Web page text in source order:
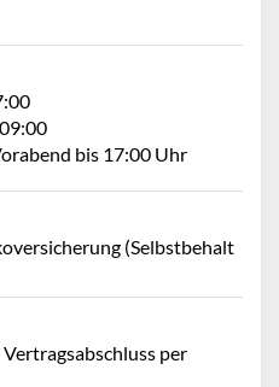
bis 17:00 Uhr
(Selbstbehalt
per